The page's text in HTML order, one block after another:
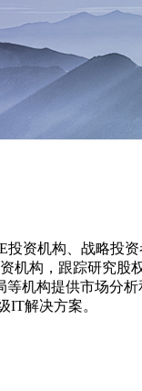
资机构、战略
构，跟踪研究
机构提供市场分
IT解决方案。